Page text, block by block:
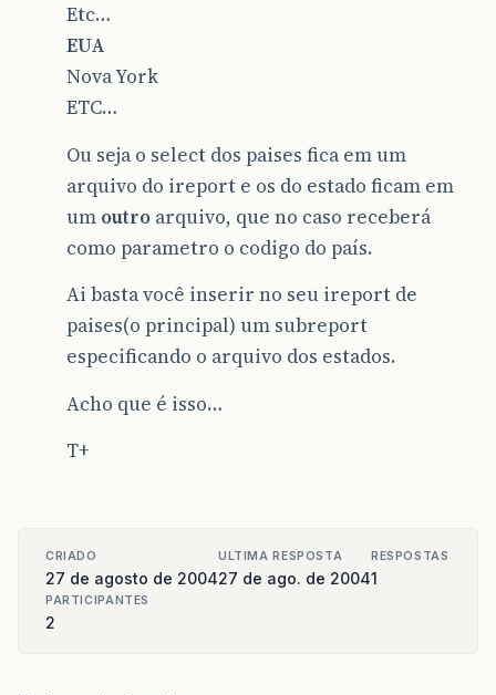
Etc…
EUA
Nova York
ETC…
Ou seja o select dos paises fica em um
arquivo do ireport e os do estado ficam em
um outro arquivo, que no caso receberá
como parametro o codigo do país.
Ai basta você inserir no seu ireport de
paises(o principal) um subreport
especificando o arquivo dos estados.
Acho que é isso…
T+
CRIADO
27 de agosto de 2004
ULTIMA RESPOSTA
27 de ago. de 2004
RESPOSTAS
1
PARTICIPANTES
2